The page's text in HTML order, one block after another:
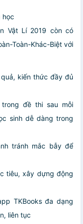
học
Vật Lí 2019 còn có
Toàn-Khác-Biệt với
kiến thức đầy đủ
đề thi sau mỗi
sinh dễ dàng trong
tránh mắc bẫy để
tiêu, xây dựng động
TKBooks đa dạng
liên tục